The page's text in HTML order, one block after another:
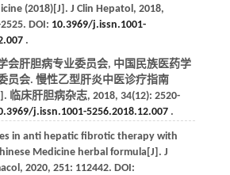
(2018)[J]. J Clin Hepatol , 2018,
DOI: 10.3969/j.issn.1001-
.
会肝胆病专业委员会, 中国民族医药学
员会. 慢性乙型肝炎中医诊疗指南
临床肝胆病杂志, 2018, 34(12): 2520-
j.issn.1001-5256.2018.12.007.
in anti hepatic fibrotic therapy with
Medicine herbal formula[J]. J
, 2020, 251: 112442. DOI: